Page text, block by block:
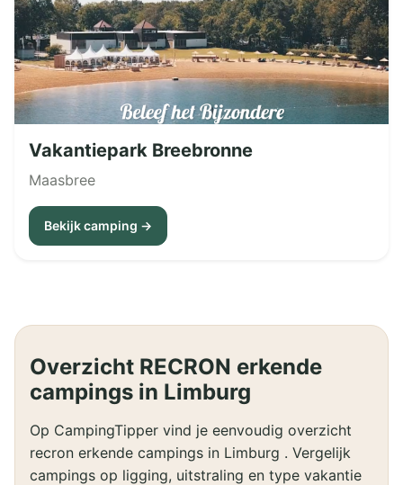
Vakantiepark Breebronne
Maasbree
Bekijk camping →
Overzicht RECRON erkende
campings in Limburg
Op CampingTipper vind je eenvoudig overzicht
recron erkende campings in Limburg . Vergelijk
campings op ligging, uitstraling en type vakantie